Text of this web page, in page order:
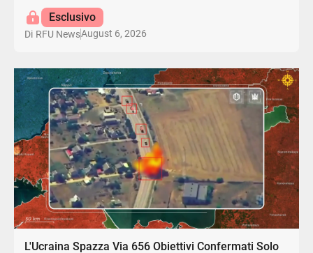
Esclusivo
Di RFU NewsAugust 6, 2026
L'Ucraina Spazza Via 656 Obiettivi Confermati Solo